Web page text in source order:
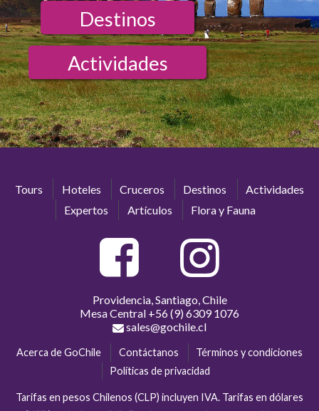
Destinos
Actividades
Tours Hoteles Cruceros Destinos
Actividades
Expertos
Artículos Flora y Fauna
Providencia, Santiago, Chile
Mesa Central +56 (9) 6309 1076
sales@gochile.cl
Acerca de GoChile Contáctanos
Términos y condiciones
Políticas de privacidad
Tarifas en pesos Chilenos (CLP) incluyen IVA. Tarifas en dólares